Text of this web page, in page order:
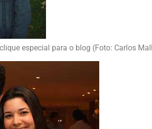
especial para o blog (Foto: Carlos